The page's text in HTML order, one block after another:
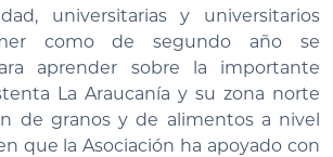
universitarias y universitarios
como de segundo año se
aprender sobre la importante
La Araucanía y su zona norte
de granos y de alimentos a nivel
que la Asociación ha apoyado con